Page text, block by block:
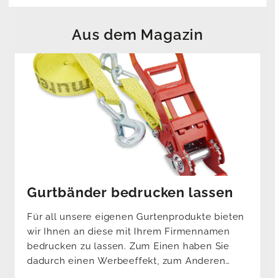
Aus dem Magazin
Gurtbänder bedrucken lassen
Für all unsere eigenen Gurtenprodukte bieten
wir Ihnen an diese mit Ihrem Firmennamen
bedrucken zu lassen. Zum Einen haben Sie
dadurch einen Werbeeffekt, zum Anderen